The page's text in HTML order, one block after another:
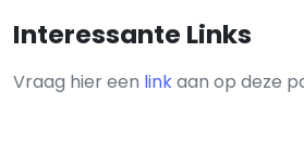
Interessante Links
Vraag hier een linkaan op deze